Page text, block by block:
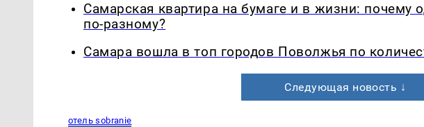
Самарская квартира на бумаге и в жизни: почему
по-разному?
Самара вошла в топ городов Поволжья по
Следующая новость ↓
отель sobranie